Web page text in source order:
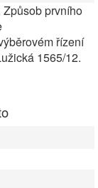
prvního
řízení
1565/12.